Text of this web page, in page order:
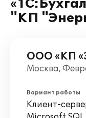
"КП
ООО «КП
Москва,
Вариант работы
Клиент-